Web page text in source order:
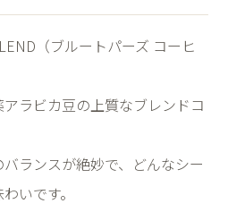
（ブルートパーズ コーヒ
ラビカ豆の上質なブレンドコ
ランスが絶妙で、どんなシー
いです。